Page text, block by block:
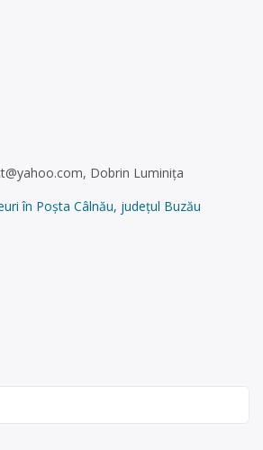
, Dobrin Luminița
în Poșta Câlnău, județul Buzău